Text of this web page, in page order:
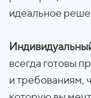
идеальное
всегда готовы
и требованиям,